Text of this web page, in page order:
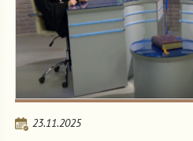
23.11.2025